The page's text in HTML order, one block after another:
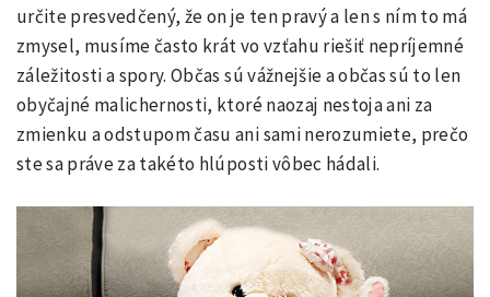
určite presvedčený, že on je ten pravý a len s ním to má
zmysel, musíme často krát vo vzťahu riešiť nepríjemné
záležitosti a spory. Občas sú vážnejšie a občas sú to len
obyčajné malichernosti, ktoré naozaj nestoja ani za
zmienku a odstupom času ani sami nerozumiete, prečo
ste sa práve za takéto hlúposti vôbec hádali.